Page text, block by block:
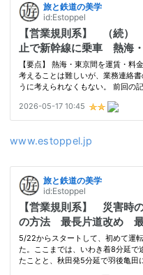
www.estoppel.jp